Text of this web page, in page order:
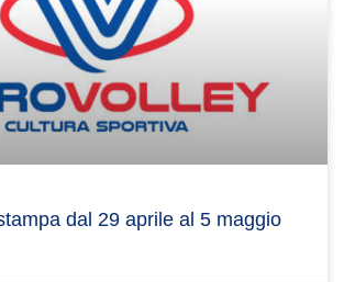
dal 29 aprile al 5 maggio